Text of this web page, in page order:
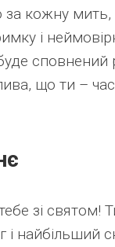
кожну
і
сповнений
що ти –
зі святом!
найбільший